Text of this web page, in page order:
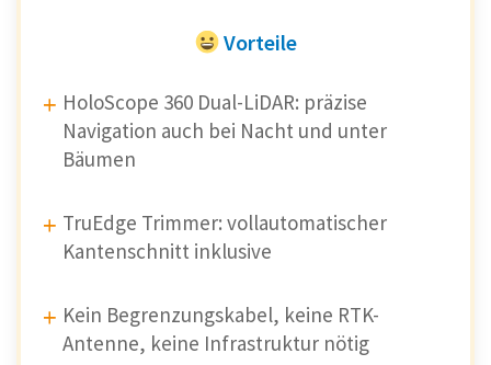
Vorteile
HoloScope 360 Dual-LiDAR: präzise
Navigation auch bei Nacht und unter
Bäumen
TruEdge Trimmer: vollautomatischer
Kantenschnitt inklusive
Kein Begrenzungskabel, keine RTK-
Antenne, keine Infrastruktur nötig
sich Kabelverlegung oftgar nicht
lohnt. 📲
Bereiche zuverlässig
der Roboter auch in komplexeren
Gartenformen auf Kurs.